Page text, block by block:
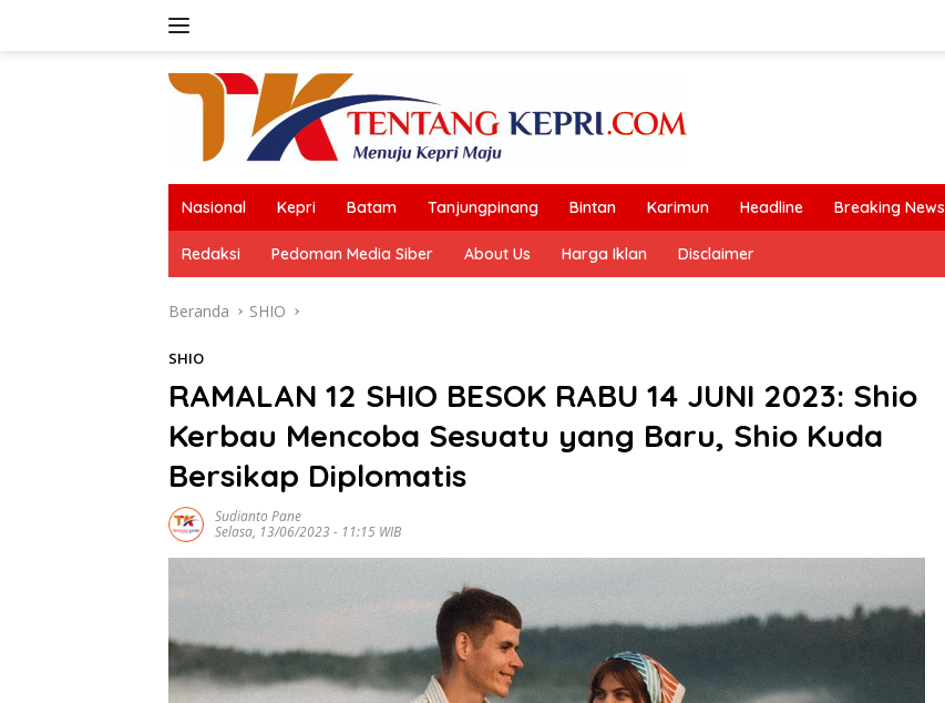
Nasional Kepri Batam Tanjungpinang Bintan Karimun Headline Breaking News
Redaksi Pedoman Media Siber About Us Harga Iklan Disclaimer
Beranda SHIO
SHIO
RAMALAN 12 SHIO BESOK RABU 14 JUNI 2023: Shio
Kerbau Mencoba Sesuatu yang Baru, Shio Kuda
Bersikap Diplomatis
Sudianto Pane
Selasa, 13/06/2023 - 11:15 WIB